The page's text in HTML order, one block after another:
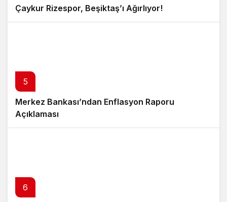
Çaykur Rizespor, Beşiktaş’ı Ağırlıyor!
5
Merkez Bankası’ndan Enflasyon Raporu
Açıklaması
6